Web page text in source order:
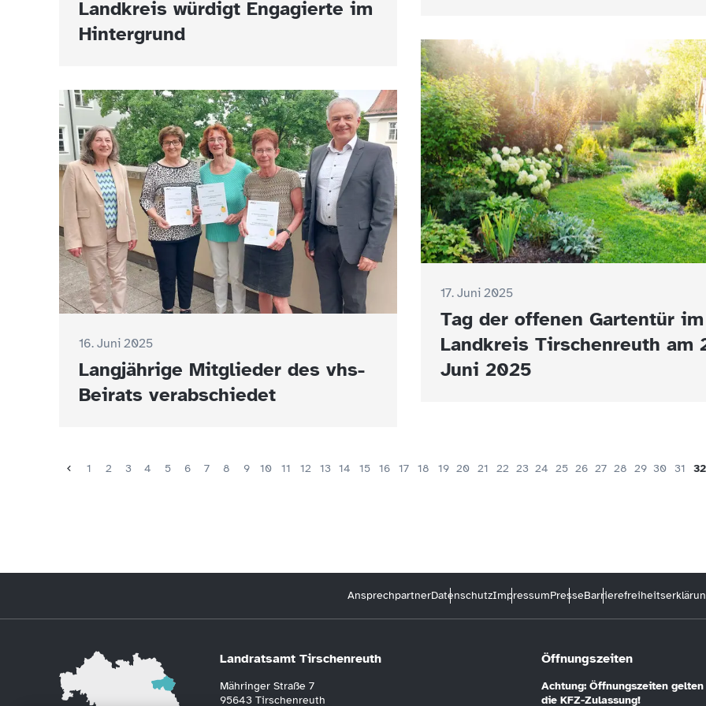
Landkreis würdigt Engagierte im
Hintergrund
17. Juni 2025
Tag der offenen Gartentür im
Landkreis Tirschenreuth am
Juni 2025
16. Juni 2025
Langjährige Mitglieder des vhs-
Beirats verabschiedet
1 2 3 4 5 6 7 8 9 10 11 12 13 14 15 16 17 18 19 20 21 22 23 24 25 26 27 28 29 30 31 32
AnsprechpartnerDatenschutzImpressumPresse
Landratsamt Tirschenreuth
Mähringer Straße 7
95643 Tirschenreuth
Öffnungszeiten
Achtung: Öffnungszeiten
die KFZ-Zulassung!